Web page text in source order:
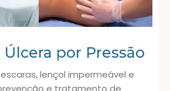
Úlcera por Pressão
lençol impermeável e
e tratamento de